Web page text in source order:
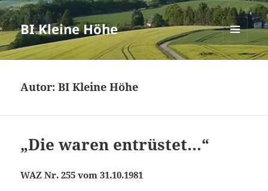
BI Kleine Höhe
MENÜ
UND
Autor:BI Kleine Höhe
„Die waren entrüstet…“
WAZ Nr. 255 vom 31.10.1981